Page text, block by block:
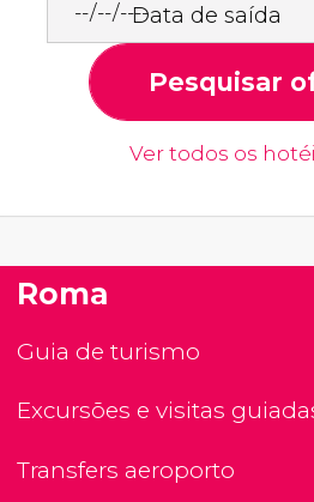
Data de saída
Pesquisar
Ver todos os
Roma
Guia de turismo
Excursões e visitas
Transfers aeroporto